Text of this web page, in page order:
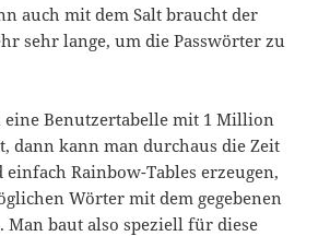
auch mit dem Salt braucht der
sehr lange, um die Passwörter zu
Benutzertabelle mit 1 Million
dann kann man durchaus die Zeit
Rainbow-Tables erzeugen,
Wörter mit dem gegebenen
Man baut also speziell für diese